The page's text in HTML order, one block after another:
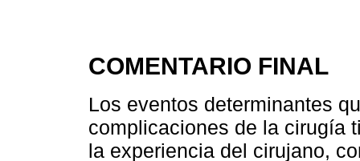
COMENTARIO FINAL
Los eventos determinantes
complicaciones de la cirugía
la experiencia del cirujano,